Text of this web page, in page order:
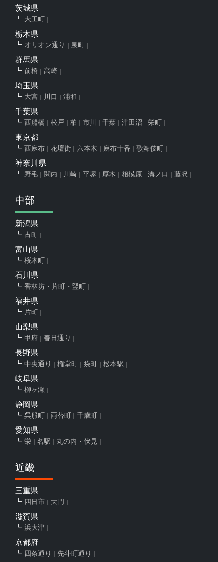
茨城県
大工町
栃木県
オリオン通り 泉町
群馬県
前橋 高崎
埼玉県
大宮 川口 浦和
千葉県
西船橋 松戸 柏 市川 千葉 津田沼 栄町
東京都
西麻布 花壇街 六本木 麻布十番 歌舞伎町
神奈川県
野毛 関内 川崎 平塚 厚木 相模原 溝ノ口 藤沢
中部
新潟県
古町
富山県
桜木町
石川県
香林坊・片町・竪町
福井県
片町
山梨県
甲府 春日通り
長野県
中央通り 権堂町 袋町 松本駅
岐阜県
柳ヶ瀬
静岡県
呉服町 両替町 千歳町
愛知県
栄 名駅 丸の内・伏見
近畿
三重県
四日市 大門
滋賀県
浜大津
京都府
四条通り 先斗町通り